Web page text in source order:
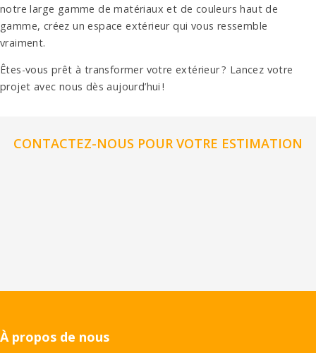
notre large gamme de matériaux et de couleurs haut de
gamme, créez un espace extérieur qui vous ressemble
vraiment.
Êtes-vous prêt à transformer votre extérieur ? Lancez votre
projet avec nous dès aujourd’hui !
CONTACTEZ-NOUS POUR VOTRE ESTIMATION
À propos de nous